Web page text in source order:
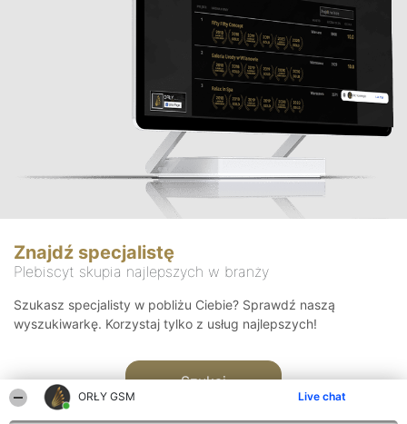
ORŁY GSM Live chat
Znajdź specjalistę
Plebiscyt skupia najlepszych w branży
Szukasz specjalisty w pobliżu Ciebie? Sprawdź naszą
wyszukiwarkę. Korzystaj tylko z usług najlepszych!
Szukaj